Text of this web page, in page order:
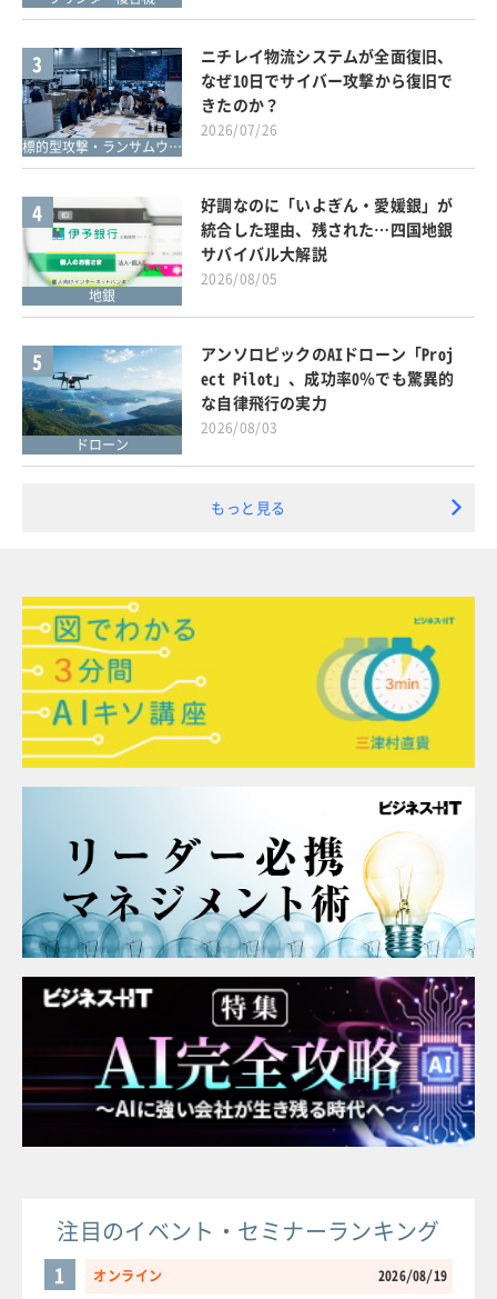
3
標的型攻撃・ランサムウェア対策
ニチレイ物流システムが全面復旧、
なぜ10日でサイバー攻撃から復旧で
きたのか？
2026/07/26
4
地銀
好調なのに「いよぎん・愛媛銀」が
統合した理由、残された…四国地銀
サバイバル大解説
2026/08/05
5
ドローン
アンソロピックのAIドローン「Proj
ect Pilot」、成功率0％でも驚異的
な自律飛行の実力
2026/08/03
もっと見る
注目のイベント・セミナーランキング
オンライン 2026/08/19
1